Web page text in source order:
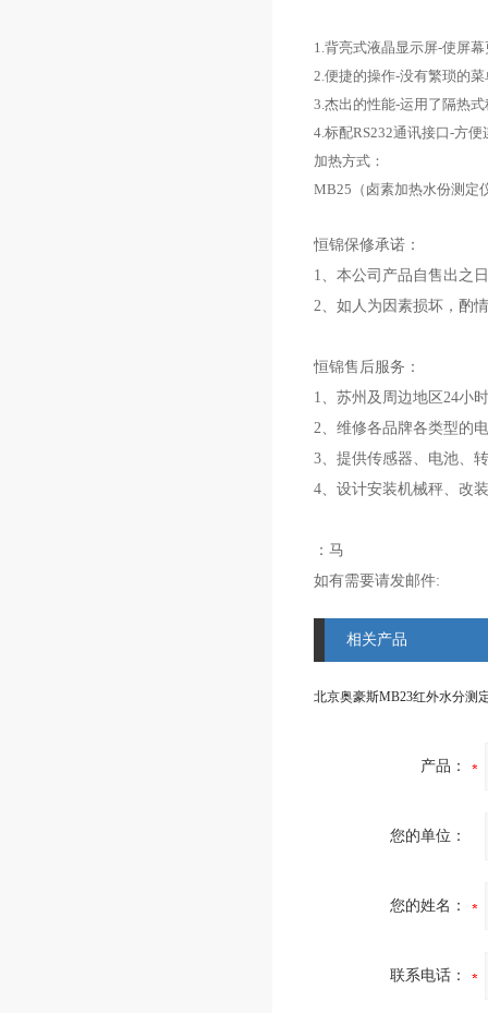
1.背亮式液晶显示屏-使屏幕
2.便捷的操作-没有繁琐的菜
3.杰出的性能-运用了隔热
4.标配RS232通讯接口-方便
加热方式：
MB25 （卤素加热水份测定
恒锦保修承诺：
1、本公司产品自售出之
2、如人为因素损坏，酌
恒锦售后服务：
1、苏州及周边地区24小
2、维修各品牌各类型的
3、提供传感器、电池、
4、设计安装机械秤、改
：马
如有需要请发邮件:
相关产品
北京奥豪斯MB23红外水分测
产品：
您的单位：
您的姓名：
联系电话：